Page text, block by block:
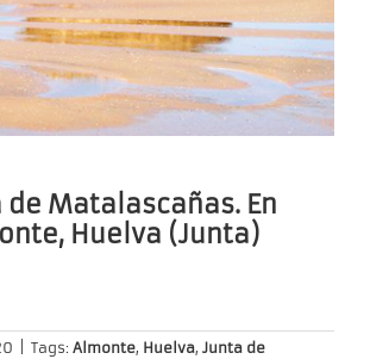
de Matalascañas. En
Huelva (Junta)
Tags: Almonte, Huelva, Junta de